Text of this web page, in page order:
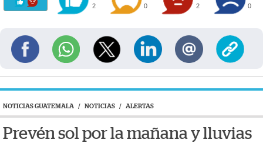
2 0 2 0
NOTICIAS GUATEMALA / NOTICIAS / ALERTAS
Prevén sol por la mañana y lluvias